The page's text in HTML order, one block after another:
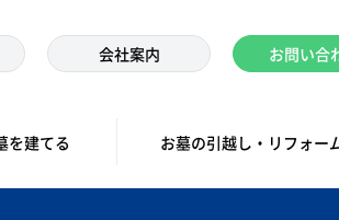
会社案内 お問い合
を建てる お墓の引越し・リフォー